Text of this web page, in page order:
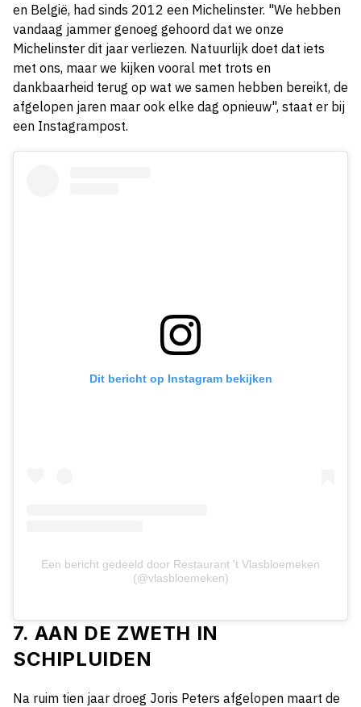
en België, had sinds 2012 een Michelinster. "We hebben
vandaag jammer genoeg gehoord dat we onze
Michelinster dit jaar verliezen. Natuurlijk doet dat iets
met ons, maar we kijken vooral met trots en
dankbaarheid terug op wat we samen hebben bereikt, de
afgelopen jaren maar ook elke dag opnieuw", staat er bij
een Instagrampost.
Dit bericht op Instagram bekijken
Een bericht gedeeld door Restaurant 't Vlasbloemeken
(@vlasbloemeken)
7. AAN DE ZWETH IN
SCHIPLUIDEN
Na ruim tien jaar droeg Joris Peters afgelopen maart de